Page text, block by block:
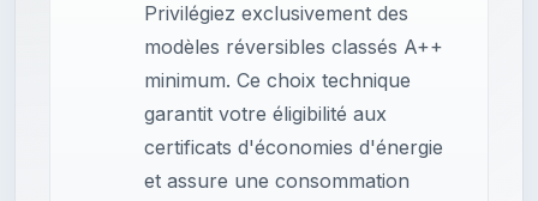
Privilégiez exclusivement des
modèles réversibles classés A++
minimum. Ce choix technique
garantit votre éligibilité aux
certificats d'économies d'énergie
et assure une consommation